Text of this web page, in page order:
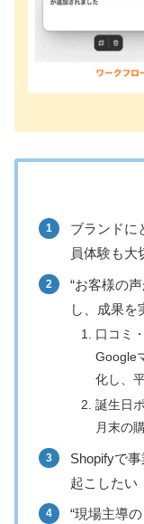
ブランドに
員体験も大
“お客様の
し、成果を
口コミ
Google
化し、
誕生日
月末の
Shopifyで
起こしたい
“現場主導